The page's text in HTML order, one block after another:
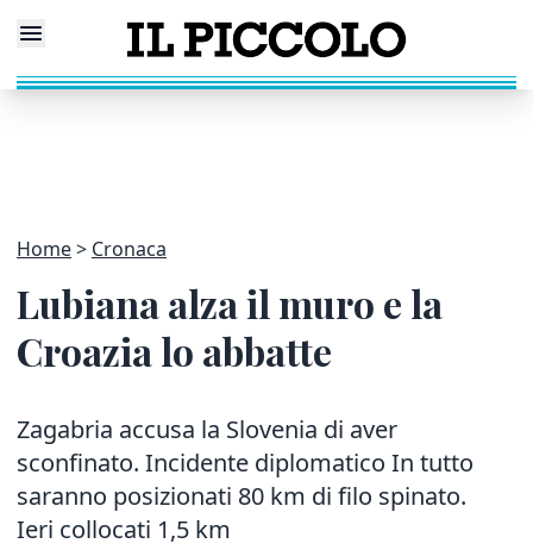
Home Cronaca
Lubiana alza il muro e la
Croazia lo abbatte
Zagabria accusa la Slovenia di aver
sconfinato. Incidente diplomatico In tutto
saranno posizionati 80 km di filo spinato.
Ieri collocati 1,5 km